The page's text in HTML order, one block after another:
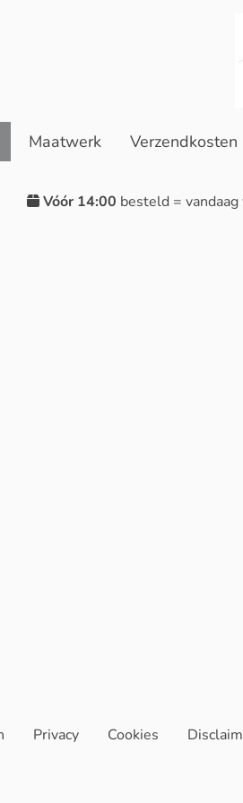
Maatwerk Verzendkosten
Vóór 14:00 besteld = vandaag
Privacy Cookies